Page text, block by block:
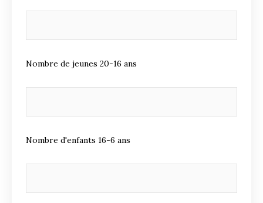
Nombre de jeunes 20-16 ans
Nombre d'enfants 16-6 ans